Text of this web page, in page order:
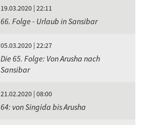
19.03.2020 | 22:11
66. Folge - Urlaub in Sansibar
05.03.2020 | 22:27
Die 65. Folge: Von Arusha nach
Sansibar
21.02.2020 | 08:00
64: von Singida bis Arusha